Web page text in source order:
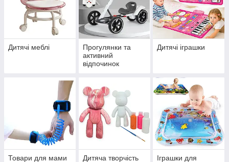
Дитячі меблі
Прогулянки та
активний
відпочинок
Дитячі іграшки
Товари для мами Дитяча творчість
Іграшки для